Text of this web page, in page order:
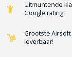
Uitmuntende
Google rating
Grootste
leverbaar!